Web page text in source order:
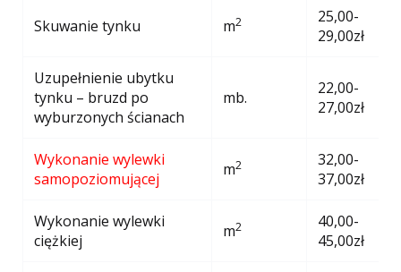
Skuwanie tynku m2
25,00-
29,00zł
Uzupełnienie ubytku
tynku – bruzd po
wyburzonych ścianach
mb.
22,00-
27,00zł
Wykonanie wylewki
samopoziomującej
m2
32,00-
37,00zł
Wykonanie wylewki
ciężkiej
m2
40,00-
45,00zł